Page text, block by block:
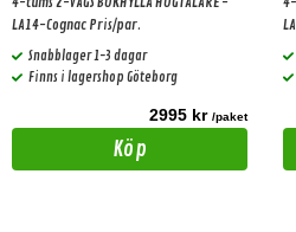
LA14-Cognac Pris/par.
Snabblager 1-3 dagar
Finns i lagershop Göteborg
2995 kr /paket
Köp